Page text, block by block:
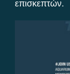
επισκεπτών.